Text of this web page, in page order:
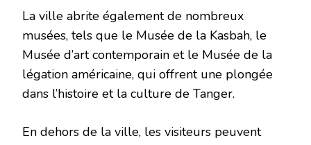
La ville abrite également de nombreux
musées, tels que le Musée de la Kasbah, le
Musée d’art contemporain et le Musée de la
légation américaine, qui offrent une plongée
dans l’histoire et la culture de Tanger.
En dehors de la ville, les visiteurs peuvent